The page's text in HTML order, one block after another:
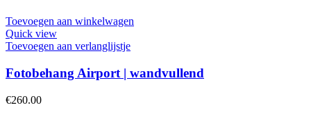
Toevoegen aan winkelwagen
Quick view
Toevoegen aan verlanglijstje
Fotobehang Airport | wandvullend
€260.00